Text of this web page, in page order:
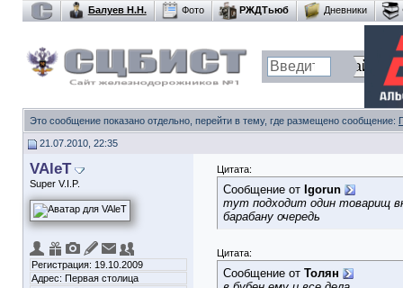
Балуев Н.Н. Фото РЖДТьюб Дневники
Это сообщение показано отдельно, перейти в тему, где размещено сообщение:
21.07.2010, 22:35
VAleT
Super V.I.P.
Регистрация: 19.10.2009
Адрес: Первая столица
Цитата:
Сообщение от Igorun
тут подходит один товарищ
барабану очередь
Цитата:
Сообщение от Толян